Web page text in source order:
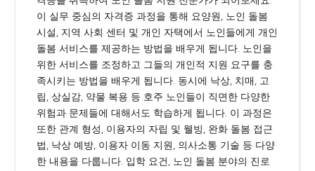
이 실무 중심의 자격증 과정을 통해 요양원, 노인 돌봄
시설, 지역 사회 센터 및 개인 자택에서 노인들에게 개인
돌봄 서비스를 제공하는 방법을 배우게 됩니다. 노인을
위한 서비스를 조정하고 그들의 개인적 지원 요구를 충
족시키는 방법을 배우게 됩니다. 동시에 낙상, 치매, 고
립, 상실감, 약물 복용 등 호주 노인들이 직면한 다양한
위험과 문제들에 대해서도 학습하게 됩니다. 이 과정은
또한 관계 형성, 이용자의 자립 및 웰빙, 완화 돌봄 접근
법, 낙상 예방, 이용자 이동 지원, 의사소통 기술 등 다양
한 내용을 다룹니다. 입학 요건, 노인 돌봄 분야의 진로